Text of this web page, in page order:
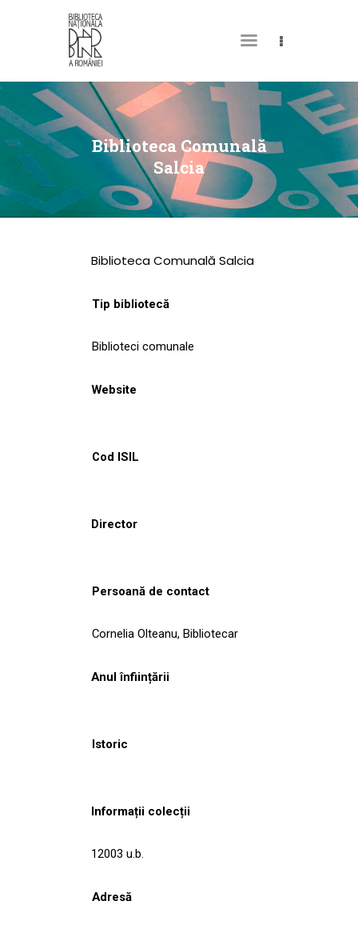
Biblioteca Comunală
Salcia
DESPRE NOI
PERMISUL MEU DE
BIBLIOTECĂ
CATALOAGE ȘI
COLECȚII
CULTURALE
NOUTĂȚI
Biblioteca Comunală Salcia
Tip bibliotecă
Biblioteci comunale
Website
Cod ISIL
Director
Persoană de contact
Cornelia Olteanu, Bibliotecar
Anul înființării
Istoric
Informații colecții
12003 u.b.
Adresă